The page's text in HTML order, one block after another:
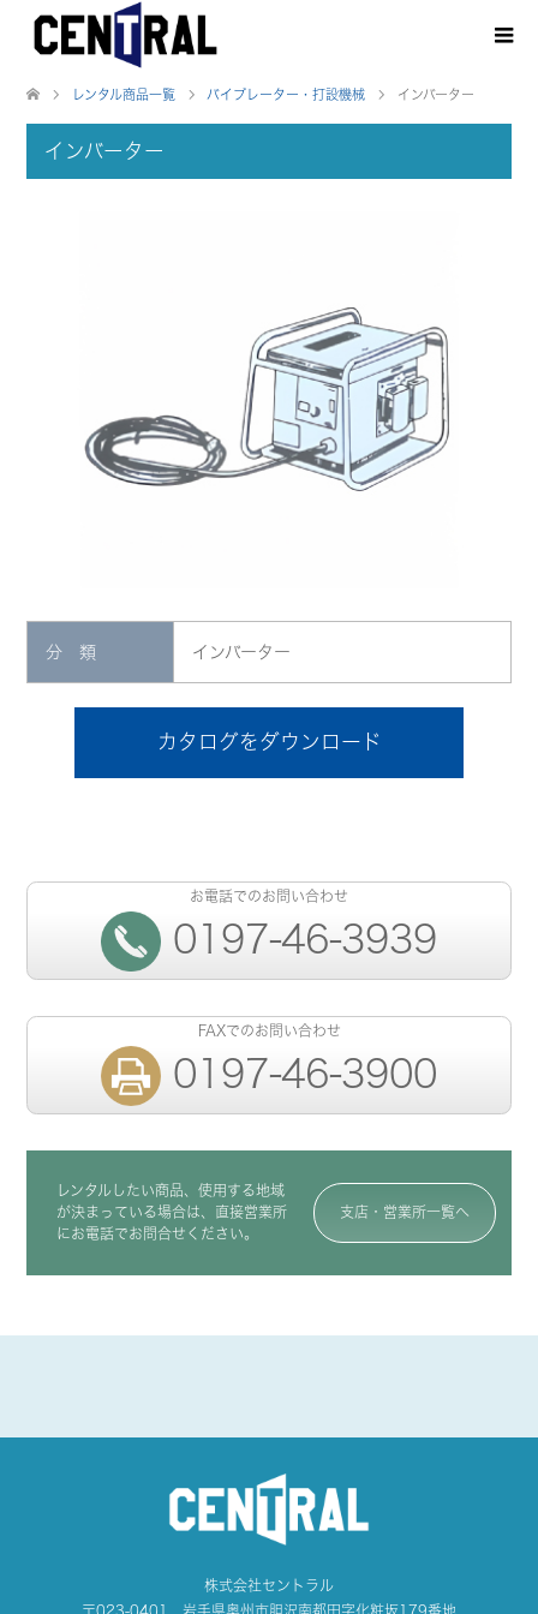
レンタル商品一覧 バイブレーター・打設機械 インバーター
インバーター
分 類 インバーター
カタログをダウンロード
お電話でのお問い合わせ
0197-46-3939
FAXでのお問い合わせ
0197-46-3900
レンタルしたい商品、使用する地域
が決まっている場合は、直接営業所
にお電話でお問合せください。
支店・営業所一覧へ
株式会社セントラル